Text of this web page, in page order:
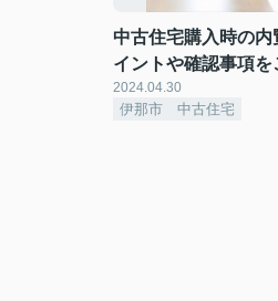
中古住宅購入時の
イントや確認事項を
2024.04.30
伊那市 中古住宅